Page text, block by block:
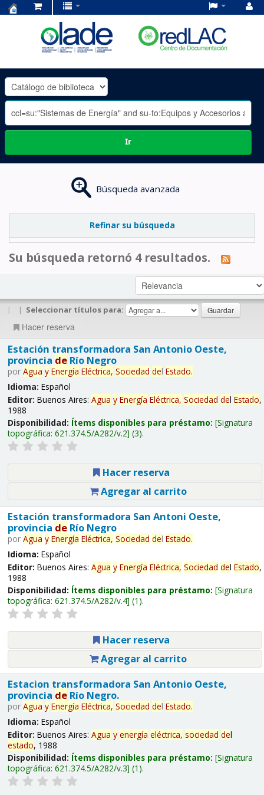
OLADE
-
Ir
Búsqueda avanzada
Refinar su búsqueda
Su búsqueda retornó 4 resultados.
| | Seleccionar títulos para:
Hacer reserva
Estación transformadora San Antonio Oeste,
provincia deRío Negro
por Agua y Energía Eléctrica, Sociedad del Estado.
Idioma: Español
Editor: Buenos Aires: Agua y Energía Eléctrica, Sociedad del Estado,
1988
Disponibilidad: Ítems disponibles para préstamo: Signatura
topográfica: 621.374.5/A282/v.2 (3).
Hacer reserva
Agregar al carrito
Estación transformadora San Antoni Oeste,
provincia deRío Negro
por Agua y Energía Eléctrica, Sociedad del Estado.
Idioma: Español
Editor: Buenos Aires: Agua y Energía Eléctrica, Sociedad del Estado,
1988
Disponibilidad: Ítems disponibles para préstamo: Signatura
topográfica: 621.374.5/A282/v.4 (1).
Hacer reserva
Agregar al carrito
Estacion transformadora San Antonio Oeste,
provincia deRío Negro.
por Agua y Energía Eléctrica, Sociedad del Estado.
Idioma: Español
Editor: Buenos Aires: Agua y energía eléctrica, sociedad del
estado, 1988
Disponibilidad: Ítems disponibles para préstamo: Signatura
topográfica: 621.374.5/A282/v.3 (1).